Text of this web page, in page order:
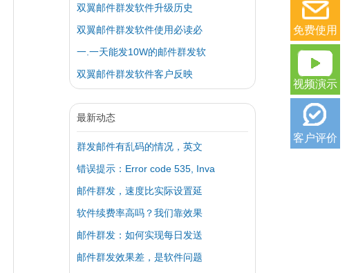
双翼邮件群发软件升级历史
双翼邮件群发软件使用必读必
一.一天能发10W的邮件群发软
双翼邮件群发软件客户反映
最新动态
群发邮件有乱码的情况，英文
错误提示：Error code 535, Inva
邮件群发，速度比实际设置延
软件续费率高吗？我们靠效果
邮件群发：如何实现每日发送
邮件群发效果差，是软件问题
免费使用
视频演示
客户评价